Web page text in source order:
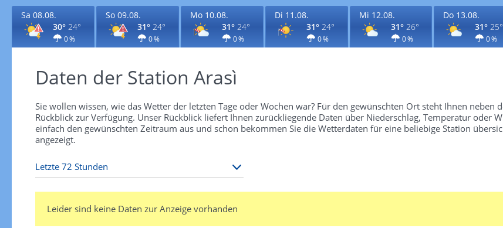
Sa 08.08.
30° 24°
0 %
So 09.08.
31° 24°
0 %
Mo 10.08.
31° 24°
0 %
Di 11.08.
31° 24°
0 %
Mi 12.08.
31° 26°
0 %
Do 13.08.
31° 25°
0 %
Daten der Station Arasì
Sie wollen wissen, wie das Wetter der letzten Tage oder Wochen war? Für den gewünschten Ort steht Ihnen neben
Rückblick zur Verfügung. Unser Rückblick liefert Ihnen zurückliegende Daten über Niederschlag, Temperatur oder
einfach den gewünschten Zeitraum aus und schon bekommen Sie die Wetterdaten für eine beliebige Station
angezeigt.
Leider sind keine Daten zur Anzeige vorhanden